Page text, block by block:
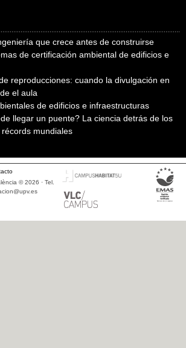
que crece antes de construirse
de certificación ambiental de edificios e
reproducciones: cuando la divulgación en
el aula
de edificios e infraestructuras
llegar un puente? La ciencia detrás de los
mundiales
© 2026 · Tel.